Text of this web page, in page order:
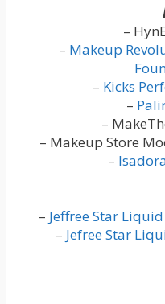
–
– Makeup
– Kicks
–
–
– Makeup Store
–
– Jeffree Star
– Jefree Star